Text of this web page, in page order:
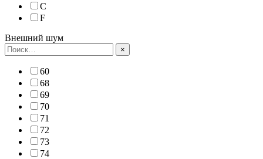
C
F
Внешний шум
×
60
68
69
70
71
72
73
74